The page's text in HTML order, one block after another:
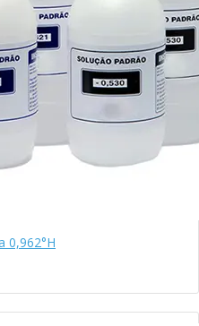
0,962°H